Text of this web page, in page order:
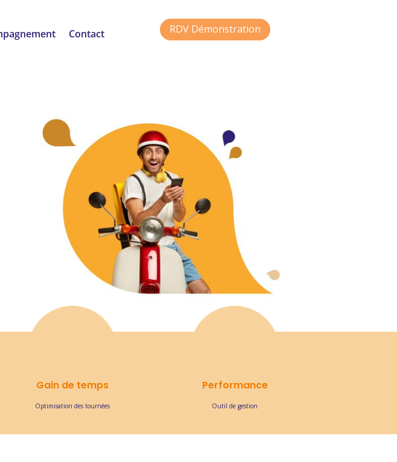
Contact RDV Démonstration
Gain de temps
Optimisation des tournées
Performance
Outil de gestion